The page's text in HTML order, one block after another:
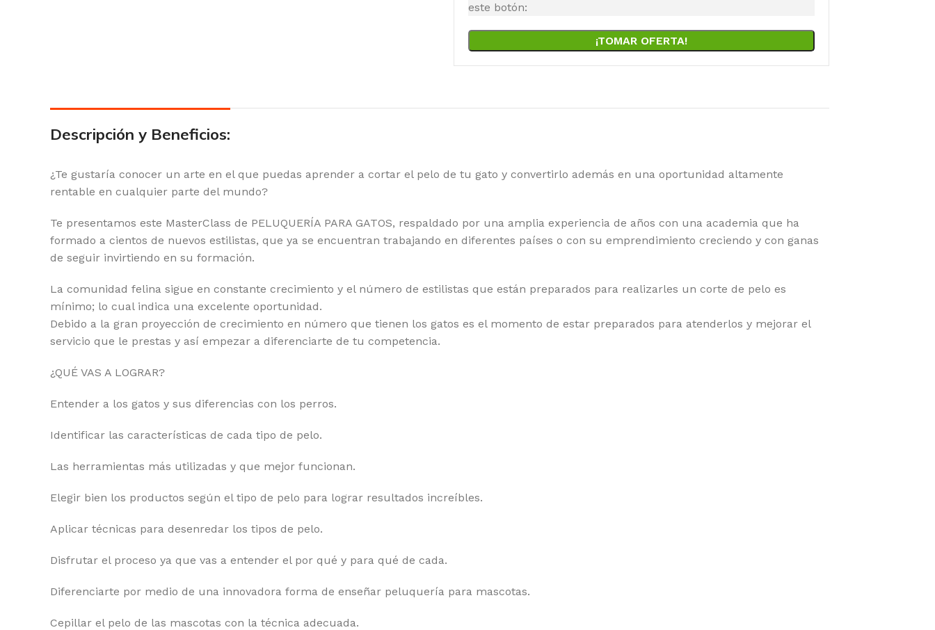
este botón:
¡TOMAR OFERTA!
Descripción y Beneficios:
¿Te gustaría conocer un arte en el que puedas aprender a cortar el pelo de tu gato y convertirlo además en una oportunidad altamente
rentable en cualquier parte del mundo?
Te presentamos este MasterClass de PELUQUERÍA PARA GATOS, respaldado por una amplia experiencia de años con una academia que ha
formado a cientos de nuevos estilistas, que ya se encuentran trabajando en diferentes países o con su emprendimiento creciendo y con ganas
de seguir invirtiendo en su formación.
La comunidad felina sigue en constante crecimiento y el número de estilistas que están preparados para realizarles un corte de pelo es
mínimo; lo cual indica una excelente oportunidad.
Debido a la gran proyección de crecimiento en número que tienen los gatos es el momento de estar preparados para atenderlos y mejorar el
servicio que le prestas y así empezar a diferenciarte de tu competencia.
¿QUÉ VAS A LOGRAR?
Entender a los gatos y sus diferencias con los perros.
Identificar las características de cada tipo de pelo.
Las herramientas más utilizadas y que mejor funcionan.
Elegir bien los productos según el tipo de pelo para lograr resultados increíbles.
Aplicar técnicas para desenredar los tipos de pelo.
Disfrutar el proceso ya que vas a entender el por qué y para qué de cada.
Diferenciarte por medio de una innovadora forma de enseñar peluquería para mascotas.
Cepillar el pelo de las mascotas con la técnica adecuada.